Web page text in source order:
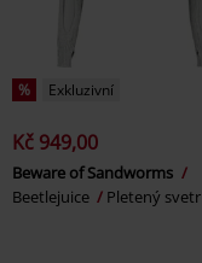
% Exkluzivní
Kč 949,00
Beware of Sandworms
Beetlejuice
Pletený svetr